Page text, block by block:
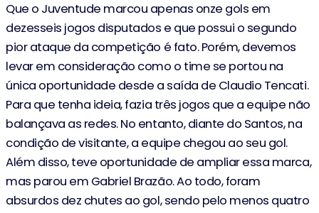
Que o Juventude marcou apenas onze gols em
dezesseis jogos disputados e que possui o segundo
pior ataque da competição é fato. Porém, devemos
levar em consideração como o time se portou na
única oportunidade desde a saída de Claudio Tencati.
Para que tenha ideia, fazia três jogos que a equipe não
balançava as redes. No entanto, diante do Santos, na
condição de visitante, a equipe chegou ao seu gol.
Além disso, teve oportunidade de ampliar essa marca,
mas parou em Gabriel Brazão. Ao todo, foram
absurdos dez chutes ao gol, sendo pelo menos quatro